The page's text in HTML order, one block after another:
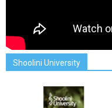
Shoolini University